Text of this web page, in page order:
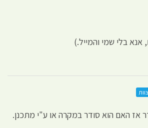
בלי שמי והמייל.)
צוות
אז האם הוא סודר במקרה או ע"י מתכנן.